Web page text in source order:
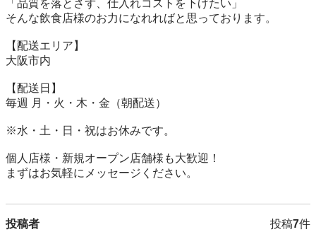
「品質を落とさず、仕入れコストを下げたい」
そんな飲食店様のお力になれればと思っております。
【配送エリア】
大阪市内
【配送日】
毎週 月・火・木・金（朝配送）
※水・土・日・祝はお休みです。
個人店様・新規オープン店舗様も大歓迎！
まずはお気軽にメッセージください。
投稿者 投稿7件